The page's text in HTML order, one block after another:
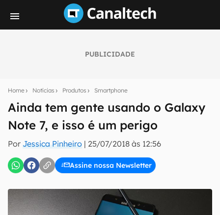
PUBLICIDADE
Home Notícias Produtos Smartphone
Ainda tem gente usando o Galaxy
Note 7, e isso é um perigo
Por Jessica Pinheiro | 25/07/2018 às 12:56
Assine nossa Newsletter
notícias e reviews sobre tecnologia em primeira
mão.
E-mail
inscreva-se
Confirmo que li, aceito e concordo com os
Uso e Política de Privacidade do Canaltech.